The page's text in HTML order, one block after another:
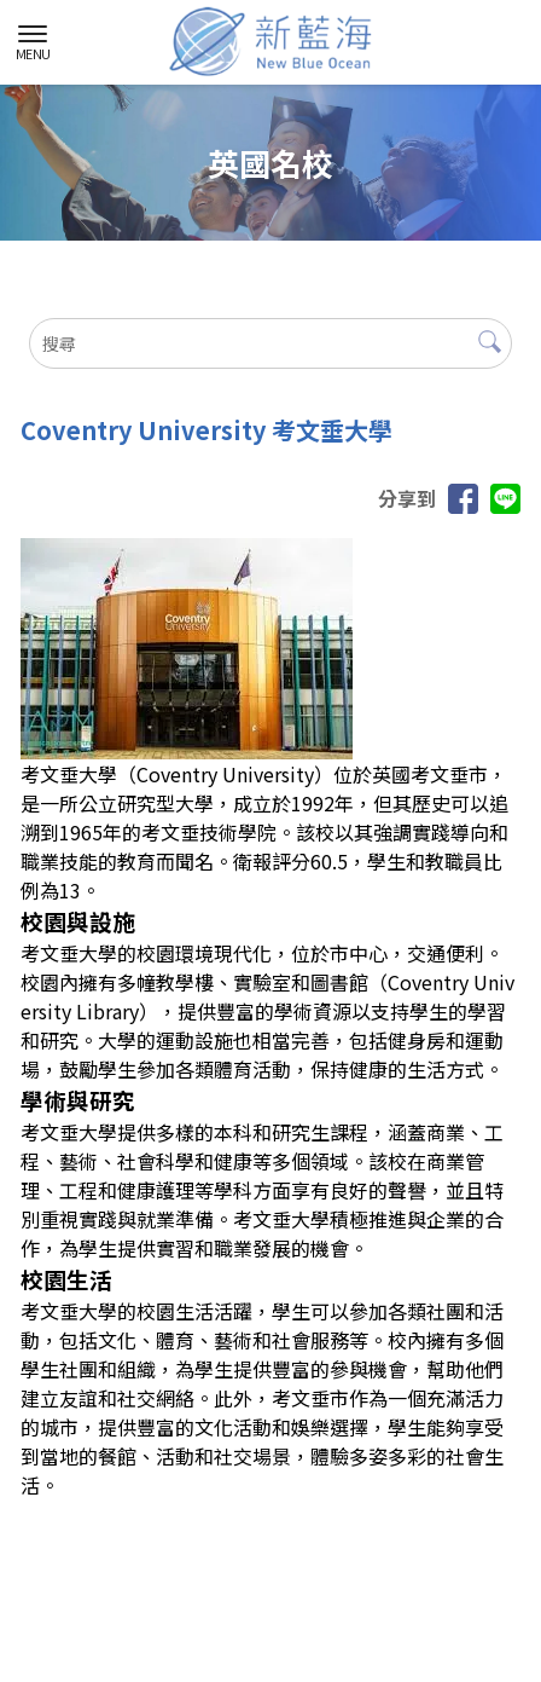
英國名校
Coventry University 考文垂大學
分享到
考文垂大學（Coventry University）位於英國考文垂市，
是一所公立研究型大學，成立於1992年，但其歷史可以追
溯到1965年的考文垂技術學院。該校以其強調實踐導向和
職業技能的教育而聞名。衛報評分60.5，學生和教職員比
例為13。
校園與設施
考文垂大學的校園環境現代化，位於市中心，交通便利。
校園內擁有多幢教學樓、實驗室和圖書館（Coventry Univ
ersity Library），提供豐富的學術資源以支持學生的學習
和研究。大學的運動設施也相當完善，包括健身房和運動
場，鼓勵學生參加各類體育活動，保持健康的生活方式。
學術與研究
考文垂大學提供多樣的本科和研究生課程，涵蓋商業、工
程、藝術、社會科學和健康等多個領域。該校在商業管
理、工程和健康護理等學科方面享有良好的聲譽，並且特
別重視實踐與就業準備。考文垂大學積極推進與企業的合
作，為學生提供實習和職業發展的機會。
校園生活
考文垂大學的校園生活活躍，學生可以參加各類社團和活
動，包括文化、體育、藝術和社會服務等。校內擁有多個
學生社團和組織，為學生提供豐富的參與機會，幫助他們
建立友誼和社交網絡。此外，考文垂市作為一個充滿活力
的城市，提供豐富的文化活動和娛樂選擇，學生能夠享受
到當地的餐館、活動和社交場景，體驗多姿多彩的社會生
活。